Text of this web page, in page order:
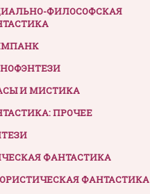
ФИЛОСОФСКАЯ
И МИСТИКА
ПРОЧЕЕ
ФАНТАСТИКА
ФАНТАСТИКА